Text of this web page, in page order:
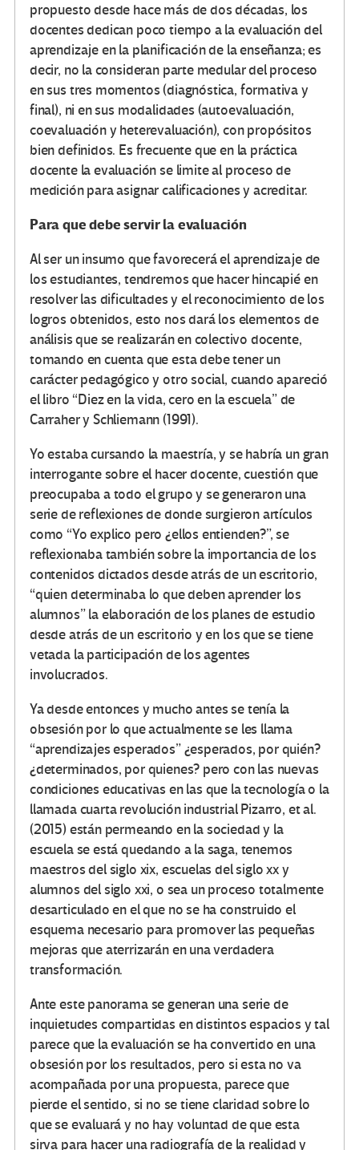
propuesto desde hace más de dos décadas, los
docentes dedican poco tiempo a la evaluación del
aprendizaje en la planificación de la enseñanza; es
decir, no la consideran parte medular del proceso
en sus tres momentos (diagnóstica, formativa y
final), ni en sus modalidades (autoevaluación,
coevaluación y heterevaluación), con propósitos
bien definidos. Es frecuente que en la práctica
docente la evaluación se limite al proceso de
medición para asignar calificaciones y acreditar.
Para que debe servir la evaluación
Al ser un insumo que favorecerá el aprendizaje de
los estudiantes, tendremos que hacer hincapié en
resolver las dificultades y el reconocimiento de los
logros obtenidos, esto nos dará los elementos de
análisis que se realizarán en colectivo docente,
tomando en cuenta que esta debe tener un
carácter pedagógico y otro social, cuando apareció
el libro “Diez en la vida, cero en la escuela” de
Carraher y Schliemann (1991).
Yo estaba cursando la maestría, y se habría un gran
interrogante sobre el hacer docente, cuestión que
preocupaba a todo el grupo y se generaron una
serie de reflexiones de donde surgieron artículos
como “Yo explico pero ¿ellos entienden?”, se
reflexionaba también sobre la importancia de los
contenidos dictados desde atrás de un escritorio,
“quien determinaba lo que deben aprender los
alumnos” la elaboración de los planes de estudio
desde atrás de un escritorio y en los que se tiene
vetada la participación de los agentes
involucrados.
Ya desde entonces y mucho antes se tenía la
obsesión por lo que actualmente se les llama
“aprendizajes esperados” ¿esperados, por quién?
¿determinados, por quienes? pero con las nuevas
condiciones educativas en las que la tecnología o la
llamada cuarta revolución industrial Pizarro, et al.
(2015) están permeando en la sociedad y la
escuela se está quedando a la saga, tenemos
maestros del siglo xix, escuelas del siglo xx y
alumnos del siglo xxi, o sea un proceso totalmente
desarticulado en el que no se ha construido el
esquema necesario para promover las pequeñas
mejoras que aterrizarán en una verdadera
transformación.
Ante este panorama se generan una serie de
inquietudes compartidas en distintos espacios y tal
parece que la evaluación se ha convertido en una
obsesión por los resultados, pero si esta no va
acompañada por una propuesta, parece que
pierde el sentido, si no se tiene claridad sobre lo
que se evaluará y no hay voluntad de que esta
sirva para hacer una radiografía de la realidad y